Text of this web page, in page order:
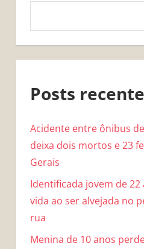
Posts
Acidente entre ônibus
deixa dois mortos e 23
Gerais
Identificada jovem de
vida ao ser alvejada no
rua
Menina de 10 anos